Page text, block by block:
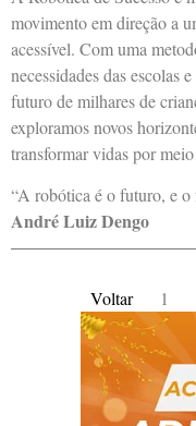
movimento em direção a
acessível. Com uma
necessidades das escolas
futuro de milhares de
exploramos novos
transformar vidas por
“A robótica é o futuro, e o
André Luiz Dengo
Voltar 1